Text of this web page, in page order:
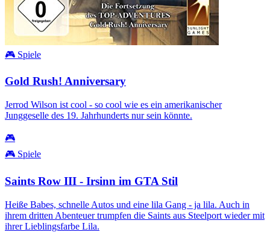
🎮 Spiele
Gold Rush! Anniversary
Jerrod Wilson ist cool - so cool wie es ein amerikanischer
Junggeselle des 19. Jahrhunderts nur sein könnte.
🎮
🎮 Spiele
Saints Row III - Irsinn im GTA Stil
Heiße Babes, schnelle Autos und eine lila Gang - ja lila. Auch in
ihrem dritten Abenteuer trumpfen die Saints aus Steelport wieder mit
ihrer Lieblingsfarbe Lila.